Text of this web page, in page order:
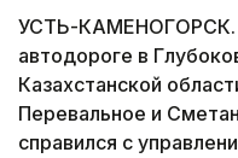
УСТЬ-КАМЕНОГОРСК.
автодороге в
Казахстанской
Перевальное и
справился с